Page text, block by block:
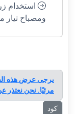
استخدام زر
ومصباح تيار
يرجى عرض هذه
مرئيًا. نحن نعتذر عن
كود